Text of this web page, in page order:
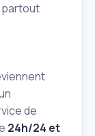
partout
de
24h/24 et